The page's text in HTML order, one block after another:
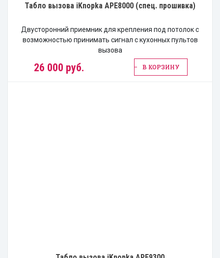
Табло вызова iKnopka APE8000 (спец. прошивка)
Двусторонний приемник для крепления под потолок с
возможностью принимать сигнал с кухонных пультов
вызова
26 000 руб. В КОРЗИНУ